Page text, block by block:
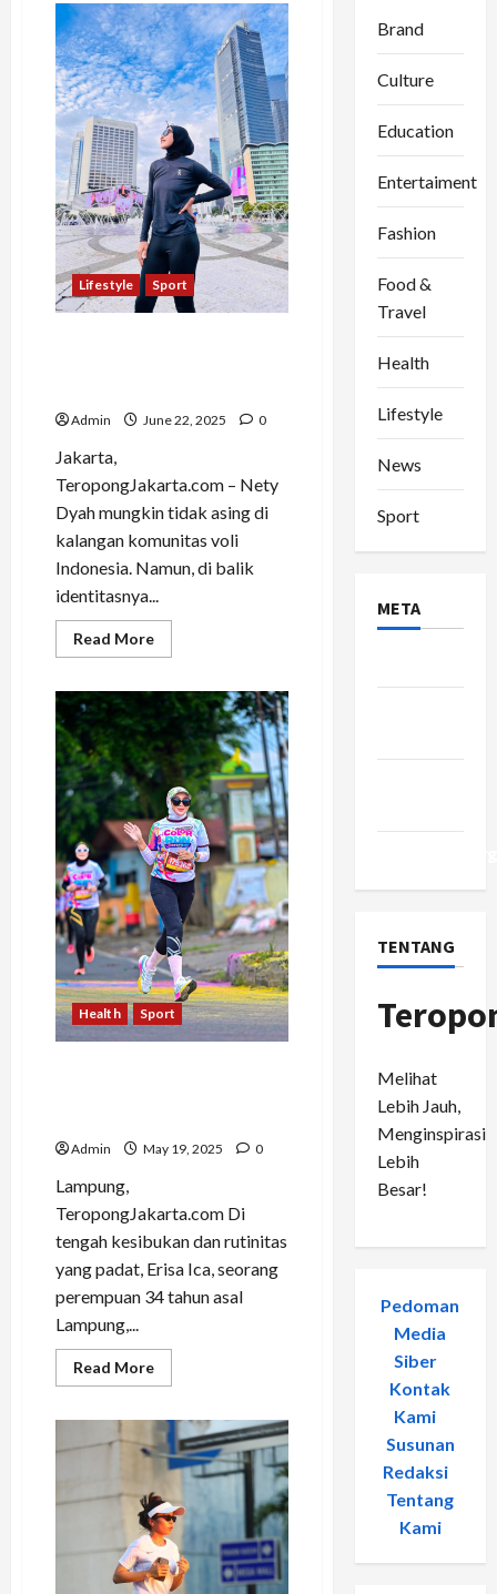
dari
Keterpurukan,
Kisah
Single
Mom
Sri
Dewi
Darmawan
Kembali
Terbang
sebagai
Flight
Attendant
Lifestyle Sport
Admin June 22, 2025 0
Jakarta,
TeropongJakarta.com – Nety
Dyah mungkin tidak asing di
kalangan komunitas voli
Indonesia. Namun, di balik
identitasnya...
Read MoreRead
more
Balik
Smash
Kerasnya,
Nety
Dyah
Menemukan
Kedamaian
dalam
Lari
Health Sport
Admin May 19, 2025 0
Lampung,
TeropongJakarta.com Di
tengah kesibukan dan rutinitas
yang padat, Erisa Ica, seorang
perempuan 34 tahun asal
Lampung,...
Read MoreRead
more
Kecil
di
Pagi
Hari:
Erisa
Ica
Menemukan
Jati
Diri
Lewat
Lari
Brand
Culture
Education
Entertaiment
Fashion
Food &
Travel
Health
Lifestyle
News
Sport
META
TENTANG
Melihat
Lebih Jauh,
Menginspirasi
Lebih
Besar!
Pedoman
Media
Siber-
Kontak
Kami
Susunan
Redaksi-
Tentang
Kami